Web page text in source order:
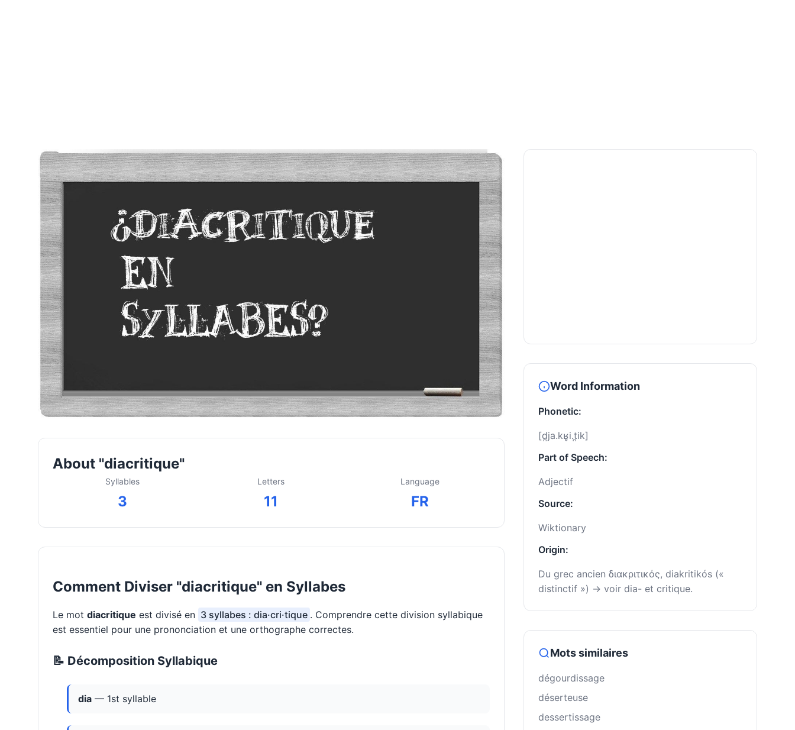
About "diacritique"
Syllables
3
Letters
11
Language
FR
Comment Diviser "diacritique" en Syllabes
Le mot diacritique est divisé en 3 syllabes : dia·cri·tique . Comprendre cette division syllabique
est essentiel pour une prononciation et une orthographe correctes.
📝 Décomposition Syllabique
dia — 1st syllable
Word Information
Phonetic:
[d̪ja.kʁ̥i.t̪ik]
Part of Speech:
Adjectif
Source:
Wiktionary
Origin:
Du grec ancien διακριτικός, diakritikós («
distinctif ») → voir dia- et critique.
Mots similaires
dégourdissage
déserteuse
dessertissage